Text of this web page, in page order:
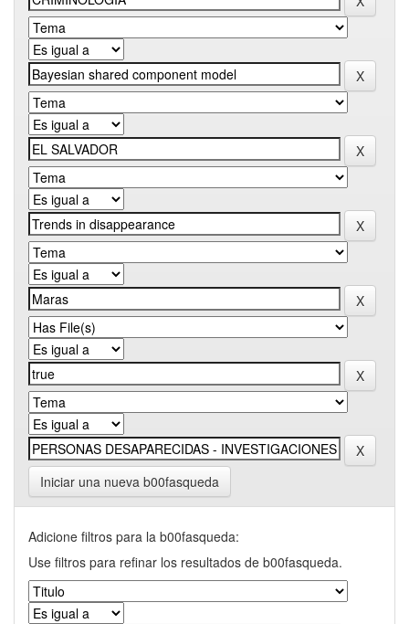
Iniciar una nueva b00fasqueda
Adicione filtros para la b00fasqueda:
Use filtros para refinar los resultados de b00fasqueda.